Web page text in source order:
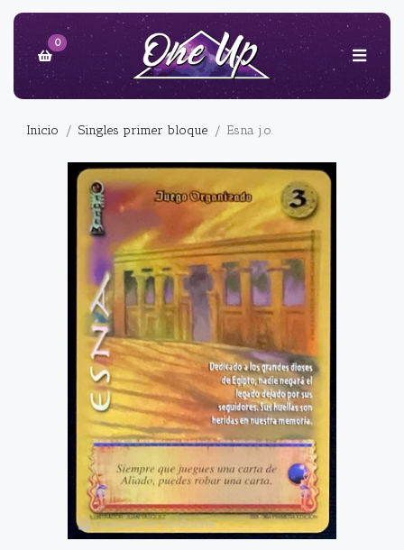
0
Inicio Singles primer bloque Esna j.o.